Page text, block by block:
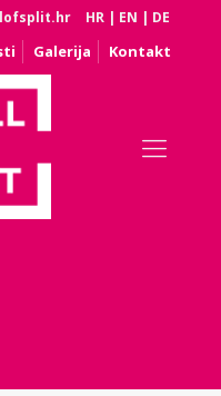
HR | EN | DE
Galerija Kontakt